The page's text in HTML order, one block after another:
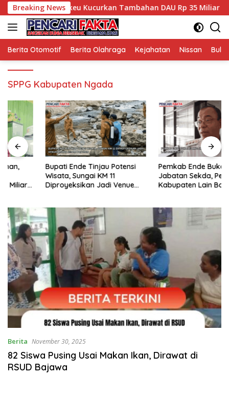
Langsung
ke
konten
Breaking News
Aman, Kemenkeu Kucurkan Tambahan DAU Rp 35 Miliar
Berita Otomotif Berita Olahraga Kejahatan Nissan
SPPG Kabupaten Ngada
Bupati Ende Tinjau Potensi
Wisata, Sungai KM 11
Diproyeksikan Jadi Venue
Pemkab Ende Buka Lelang
Jabatan Sekda, Pejabat dari
Kabupaten Lain Boleh Ikut
Berita November 30, 2025
82 Siswa Pusing Usai Makan Ikan, Dirawat di
RSUD Bajawa